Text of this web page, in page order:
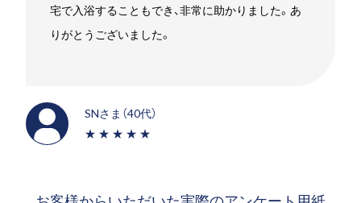
宅で入浴することもでき、非常に助かりました。あ
りがとうございました。
SNさま（40代）
★★★★★